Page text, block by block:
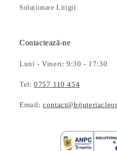
Soluționare Litigii
Contactează-ne
Luni - Vineri: 9:30 - 17:30
Tel:0757 110 454
Email: